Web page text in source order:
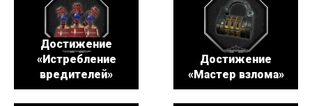
Достижение
«Истребление
вредителей»
Достижение
«Мастер взлома»